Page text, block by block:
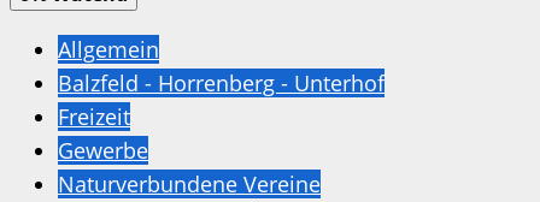
Allgemein
Balzfeld - Horrenberg - Unterhof
Freizeit
Gewerbe
Naturverbundene Vereine